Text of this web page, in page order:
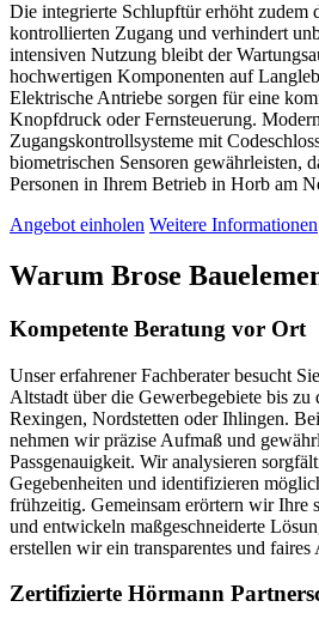
Die integrierte Schlupftür erhöht zudem
kontrollierten Zugang und verhindert
intensiven Nutzung bleibt der
hochwertigen Komponenten auf
Elektrische Antriebe sorgen für eine
Knopfdruck oder Fernsteuerung.
Zugangskontrollsysteme mit
biometrischen Sensoren gewährleisten,
Personen in Ihrem Betrieb in Horb am
Angebot einholen Weitere Informationen
Warum Brose
Kompetente Beratung vor Ort
Unser erfahrener Fachberater besucht
Altstadt über die Gewerbegebiete bis
Rexingen, Nordstetten oder Ihlingen.
nehmen wir präzise Aufmaß und
Passgenauigkeit. Wir analysieren
Gegebenheiten und identifizieren
frühzeitig. Gemeinsam erörtern wir Ihre
und entwickeln maßgeschneiderte
erstellen wir ein transparentes und faires
Zertifizierte Hörmann